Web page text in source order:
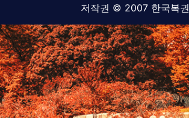
저작권 © 2007 한국복권